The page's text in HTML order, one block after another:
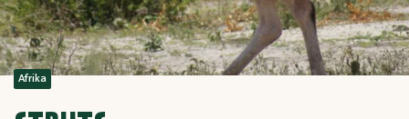
Afrika